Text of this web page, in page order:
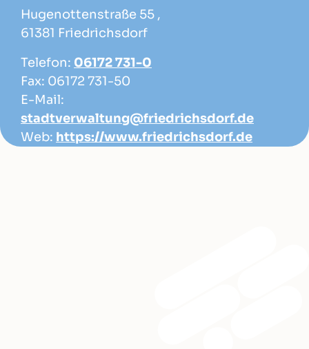
Hugenottenstraße 55 ,
61381 Friedrichsdorf
Telefon: 06172 731-0
Fax: 06172 731-50
E-Mail:
stadtverwaltung@friedrichsdorf.de
Web: https://www.friedrichsdorf.de